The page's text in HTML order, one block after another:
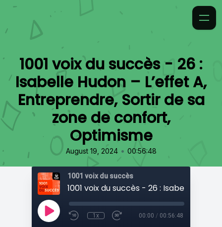
1001 voix du succès - 26 :
Isabelle Hudon – L’effet A,
Entreprendre, Sortir de sa
zone de confort,
Optimisme
August 19, 2024 • 00:56:48
1001 voix du succès
1x 00:00 / 00:56:48